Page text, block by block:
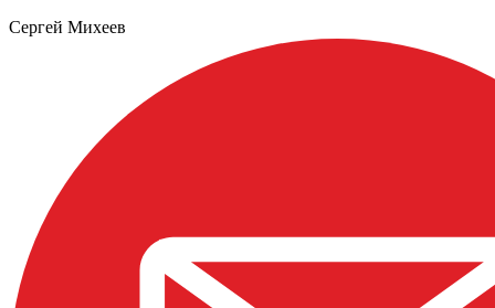
Сергей Михеев